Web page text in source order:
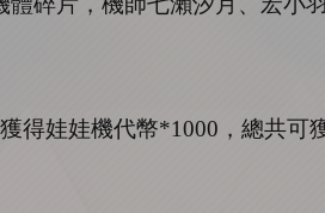
得娃娃機代幣*1000 ，總共可